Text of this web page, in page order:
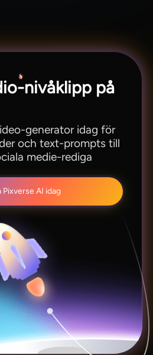
nivåklipp på
generator idag för
och text-prompts till
medie-rediga
Pixverse AI idag